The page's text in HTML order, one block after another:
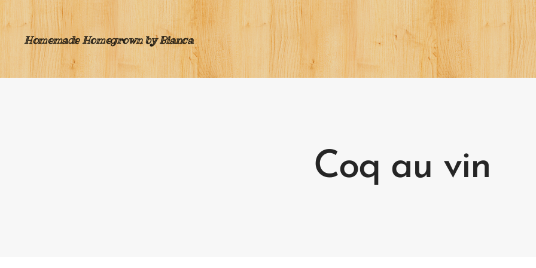
Homemade Homegrown by Bianca
Coq au vin